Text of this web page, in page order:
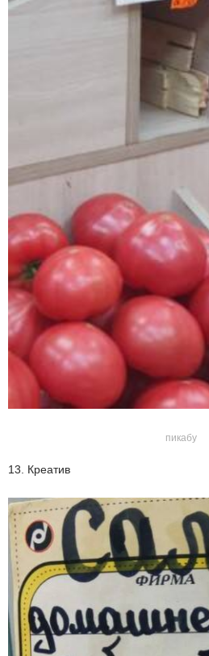
пикабу
13. Креатив